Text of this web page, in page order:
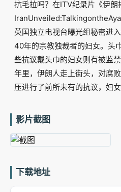
抗毛拉吗？在ITV纪录片《伊朗
英国独立电视台曝光组秘密进
40年的宗教独裁者的妇女。头
些抗议戴头巾的妇女则有被监
年里，伊朗人走上街头，对腐
压进行了前所未有的抗议，妇
影片截图
下载地址